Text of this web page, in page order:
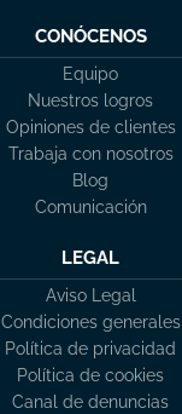
CONÓCENOS
Equipo
Nuestros logros
Opiniones de clientes
Trabaja con nosotros
Blog
Comunicación
LEGAL
Aviso Legal
Condiciones generales
Política de privacidad
Política de cookies
Canal de denuncias